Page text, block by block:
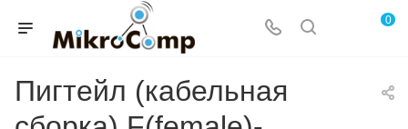
0
Пигтейл (кабельная